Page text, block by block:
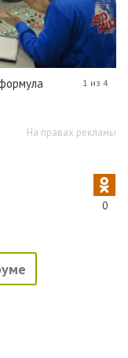
1 из 4
На правах рекламы
0